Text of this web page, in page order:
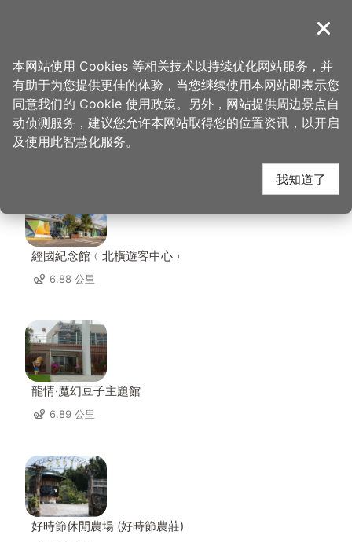
導覽
首页 > 想去的地方 > 住宿 > 瑞士乡村
瑞士乡村 周边景点
經國紀念館﹙北橫遊客中心﹚
6.88 公里
龍情‧魔幻豆子主題館
6.89 公里
好時節休閒農場 (好時節農莊)
关闭
本网站使用 Cookies 等相关技术以持续优化网站服务，并
有助于为您提供更佳的体验，当您继续使用本网站即表示您
同意我们的 Cookie 使用政策。另外，网站提供周边景点自
动侦测服务，建议您允许本网站取得您的位置资讯，以开启
及使用此智慧化服务。
我知道了